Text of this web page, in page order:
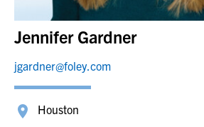
Jennifer Gardner
jgardner@foley.com
Houston